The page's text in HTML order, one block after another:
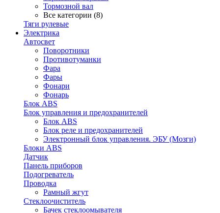
Тормозной вал
Все категории (8)
Тяги рулевые
Электрика
Автосвет
Поворотники
Противотуманки
Фара
Фары
Фонари
Фонарь
Блок ABS
Блок управления и предохранителей
Блок ABS
Блок реле и предохранителей
Электронный блок управления. ЭБУ (Мозги)
Блоки ABS
Датчик
Панель приборов
Подогреватель
Проводка
Рамный жгут
Стеклоочиститель
Бачек стеклоомывателя